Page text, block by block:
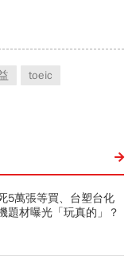
toeic
5萬張等買、台塑台化
題材曝光「玩真的」？